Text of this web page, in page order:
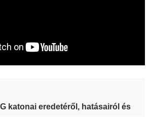
katonai eredetéről, hatásairól és